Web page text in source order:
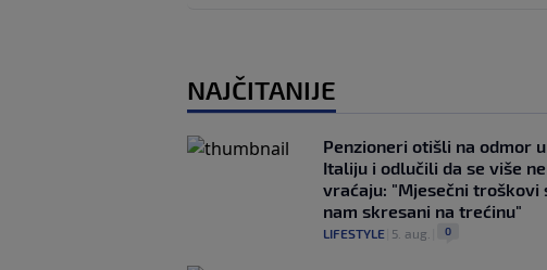
NAJČITANIJE
Penzioneri otišli na odmor u
Italiju i odlučili da se više ne
vraćaju: "Mjesečni troškovi
nam skresani na trećinu"
LIFESTYLE 5. aug. 0